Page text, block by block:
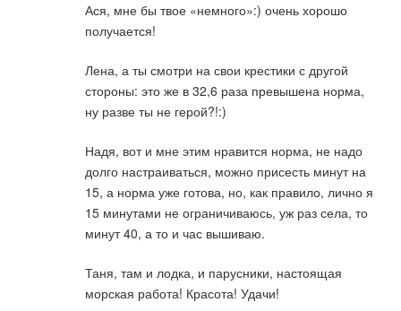
Ася, мне бы твое «немного»:) очень хорошо
получается!
Лена, а ты смотри на свои крестики с другой
стороны: это же в 32,6 раза превышена норма,
ну разве ты не герой?!:)
Надя, вот и мне этим нравится норма, не надо
долго настраиваться, можно присесть минут на
15, а норма уже готова, но, как правило, лично я
15 минутами не ограничиваюсь, уж раз села, то
минут 40, а то и час вышиваю.
Таня, там и лодка, и парусники, настоящая
морская работа! Красота! Удачи!